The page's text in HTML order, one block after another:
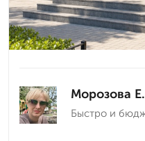
Морозова
Быстро и